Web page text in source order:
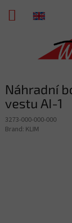
content
SHOPPING
Náhradní
vestu AI-1
3273-000-000-000
Brand: KLIM